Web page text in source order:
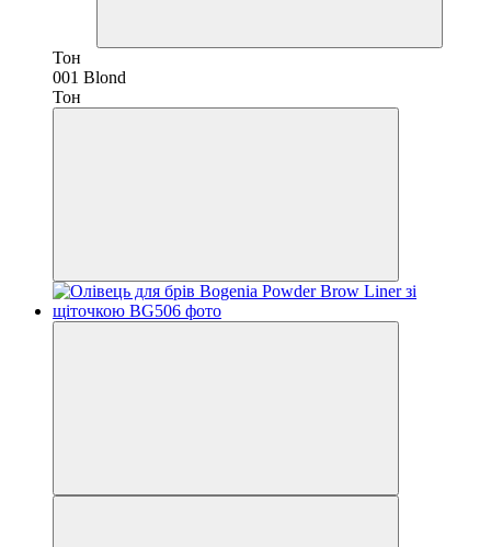
Тон
001 Blond
Тон